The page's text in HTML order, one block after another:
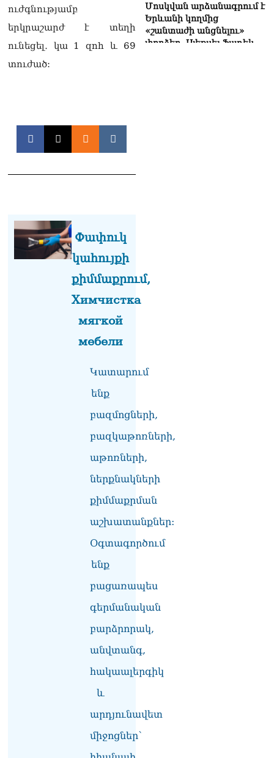
ուժգնությամբ
երկրաշարժ է տեղի
ունեցել․ կա 1 զnh և 69
տուժած:
Փափուկ
կահույքի
քիմմաքրում,
Химчистка
мягкой
мебели
Կատարում
ենք
բազմոցների,
բազկաթոռների,
աթոռների,
ներքնակների
քիմմաքրման
աշխատանքներ:
Օգտագործում
ենք
բացառապես
գերմանական
բարձրորակ,
անվտանգ,
հակաալերգիկ
և
արդյունավետ
միջոցներ՝
Մոսկվան արձանագրում է
Երևանի կողմից
«շանտաժի անցնելու»
փորձեր․ Ալեքսեյ Ֆադեև
06.08.2026
06.08.2026
Վեհափառի անձնագրի մեջ
պատասխանը
«Ուժեղ Հայաստան»-ն ԱԺ-
ից ստացած
պարգևավճարներն
խնդիրների լուծմանը, որը
լինելու է թափանցիկ. Արամ
Վարդևանյան
06.08.2026
դեռ շարունակում են».
քրեական գործընթացի
մասին